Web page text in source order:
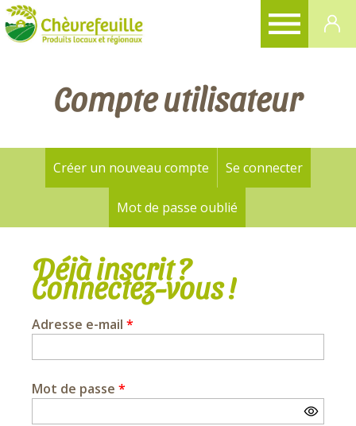
Compte utilisateur
Onglets
principaux
Créer un nouveau compte Se connecter(onglet
Mot de passe oublié
Déjà inscrit ?
Connectez-vous !
Adresse e-mail *
Mot de passe *